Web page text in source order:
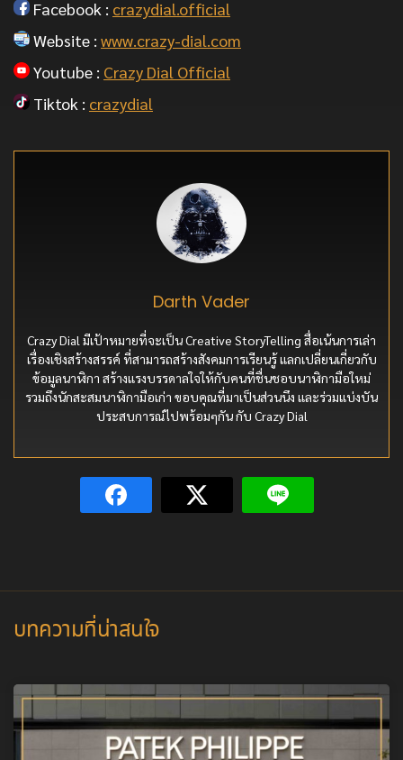
Facebook : crazydial.official
Website : www.crazy-dial.com
Youtube : Crazy Dial Official
Tiktok : crazydial
Darth Vader
Crazy Dial มีเป้าหมายที่จะเป็น Creative StoryTelling สื่อเน้นการเล่า
เรื่องเชิงสร้างสรรค์ ที่สามารถสร้างสังคมการเรียนรู้ แลกเปลี่ยนเกี่ยวกับ
ข้อมูลนาฬิกา สร้างแรงบรรดาลใจให้กับคนที่ชื่นชอบนาฬิกามือใหม่
รวมถึงนักสะสมนาฬิกามือเก่า ขอบคุณที่มาเป็นส่วนนึง และร่วมแบ่งบัน
ประสบการณ์ไปพร้อมๆกัน กับ Crazy Dial
บทความที่น่าสนใจ